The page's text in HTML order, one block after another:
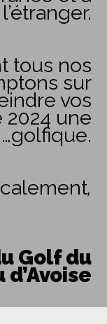
l’étranger.
tous nos
sur
vos
une
,
Golf du